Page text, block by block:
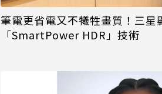
筆電更省電又不犧牲畫質！三星
「SmartPower HDR」技術